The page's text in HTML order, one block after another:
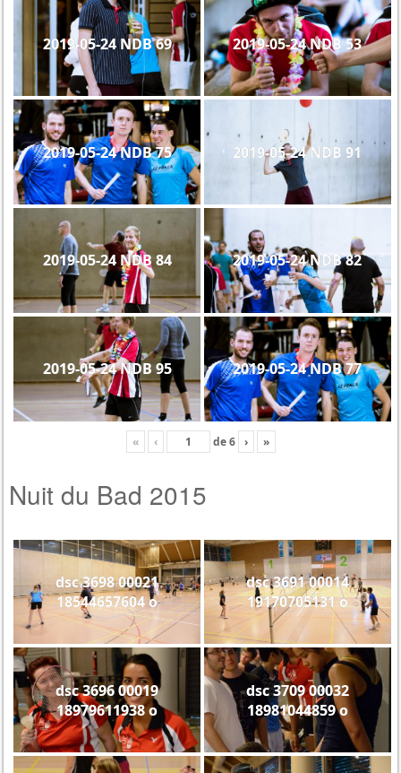
2019-05-24 NDB 69 2019-05-24 NDB 53
2019-05-24 NDB 75 2019-05-24 NDB 91
2019-05-24 NDB 84 2019-05-24 NDB 82
2019-05-24 NDB 95 2019-05-24 NDB 77
« ‹ de6 › »
Nuit du Bad 2015
dsc 3698 00021
18544657604 o
dsc 3691 00014
19170705131 o
dsc 3696 00019
18979611938 o
dsc 3709 00032
18981044859 o